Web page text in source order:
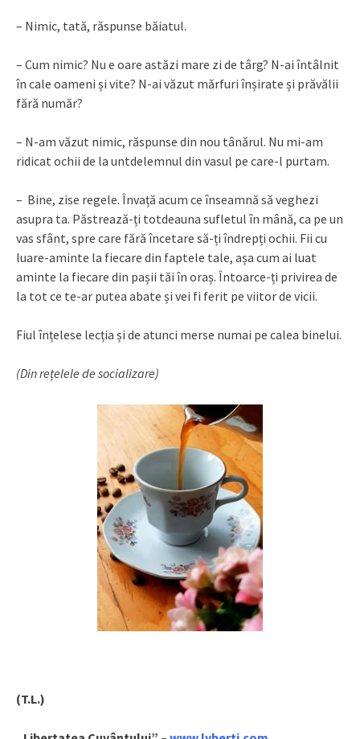
– Nimic, tată, răspunse băiatul.
– Cum nimic? Nu e oare astăzi mare zi de târg? N-ai întâlnit
în cale oameni și vite? N-ai văzut mărfuri înșirate și prăvălii
fără număr?
– N-am văzut nimic, răspunse din nou tânărul. Nu mi-am
ridicat ochii de la untdelemnul din vasul pe care-l purtam.
– Bine, zise regele. Învață acum ce înseamnă să veghezi
asupra ta. Păstrează-ți totdeauna sufletul în mână, ca pe un
vas sfânt, spre care fără încetare să-ți îndrepți ochii. Fii cu
luare-aminte la fiecare din faptele tale, așa cum ai luat
aminte la fiecare din pașii tăi în oraș. Întoarce-ți privirea de
la tot ce te-ar putea abate și vei fi ferit pe viitor de vicii.
Fiul înțelese lecția și de atunci merse numai pe calea binelui.
(Din rețelele de socializare)
(T.L.)